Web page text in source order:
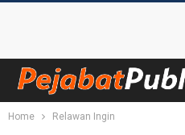
Home Relawan Ingin